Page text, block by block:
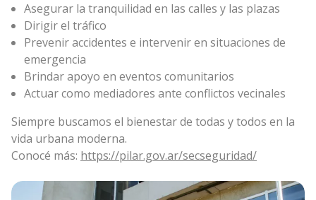
Asegurar la tranquilidad en las calles y las plazas
Dirigir el tráfico
Prevenir accidentes e intervenir en situaciones de
emergencia
Brindar apoyo en eventos comunitarios
Actuar como mediadores ante conflictos vecinales
Siempre buscamos el bienestar de todas y todos en la
vida urbana moderna.
Conocé más: https://pilar.gov.ar/secseguridad/